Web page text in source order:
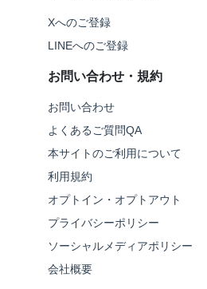
Xへのご登録
LINEへのご登録
お問い合わせ・規約
お問い合わせ
よくあるご質問QA
本サイトのご利用について
利用規約
オプトイン・オプトアウト
プライバシーポリシー
ソーシャルメディアポリシー
会社概要